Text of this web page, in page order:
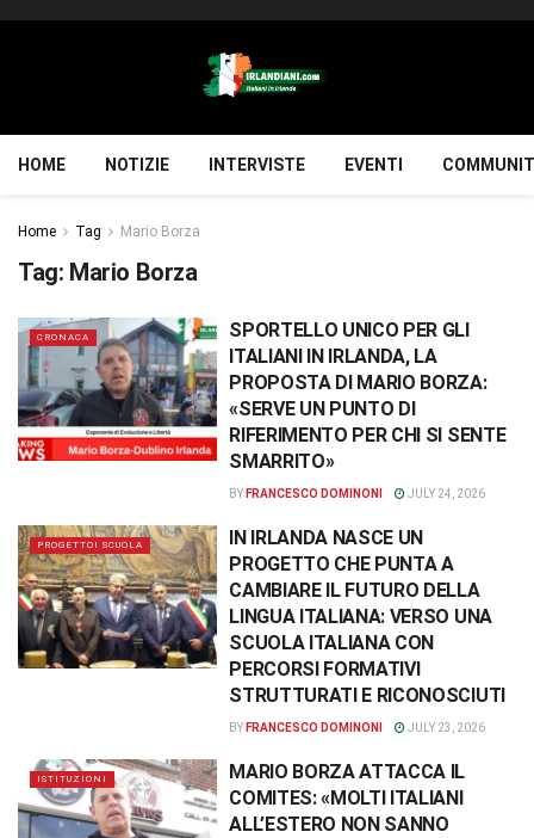
HOME NOTIZIE INTERVISTE EVENTI
Home Tag Mario Borza
Tag: Mario Borza
CRONACA
SPORTELLO UNICO PER GLI
ITALIANI IN IRLANDA, LA
PROPOSTA DI MARIO BORZA:
«SERVE UN PUNTO DI
RIFERIMENTO PER CHI SI SENTE
SMARRITO»
BY FRANCESCO DOMINONI JULY 24, 2026
PROGETTOI SCUOLA
IN IRLANDA NASCE UN
PROGETTO CHE PUNTA A
CAMBIARE IL FUTURO DELLA
LINGUA ITALIANA: VERSO UNA
SCUOLA ITALIANA CON
PERCORSI FORMATIVI
STRUTTURATI E RICONOSCIUTI
BY FRANCESCO DOMINONI JULY 23, 2026
ISTITUZIONI
MARIO BORZA ATTACCA IL
COMITES: «MOLTI ITALIANI
ALL’ESTERO NON SANNO